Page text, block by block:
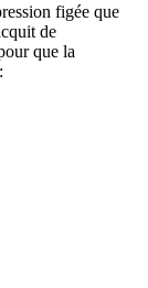
figée que
de
que la